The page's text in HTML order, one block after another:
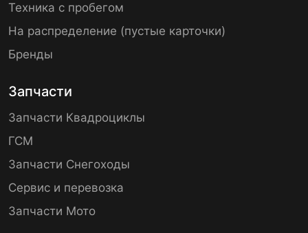
Техника с пробегом
На распределение (пустые карточки)
Бренды
Запчасти
Запчасти Квадроциклы
ГСМ
Запчасти Снегоходы
Сервис и перевозка
Запчасти Мото